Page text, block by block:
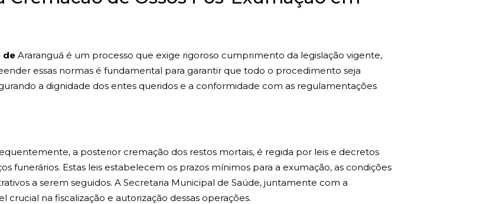
de Araranguá é um processo que exige rigoroso cumprimento da legislação vigente,
essas normas é fundamental para garantir que todo o procedimento seja
a dignidade dos entes queridos e a conformidade com as regulamentações
a posterior cremação dos restos mortais, é regida por leis e decretos
funerários. Estas leis estabelecem os prazos mínimos para a exumação, as condições
a serem seguidos. A Secretaria Municipal de Saúde, juntamente com a
na fiscalização e autorização dessas operações.